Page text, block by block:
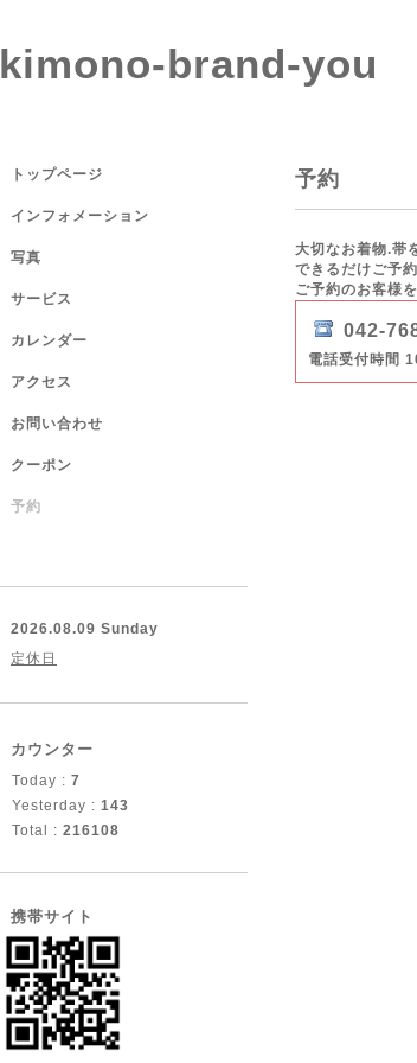
kimono-brand-you
予約
大切なお着物.帯
できるだけご予
ご予約のお客様
042-
電話受付時間
トップページ
インフォメーション
写真
サービス
カレンダー
アクセス
お問い合わせ
クーポン
予約
2026.08.09 Sunday
定休日
カウンター
Today : 7
Yesterday : 143
Total : 216108
携帯サイト